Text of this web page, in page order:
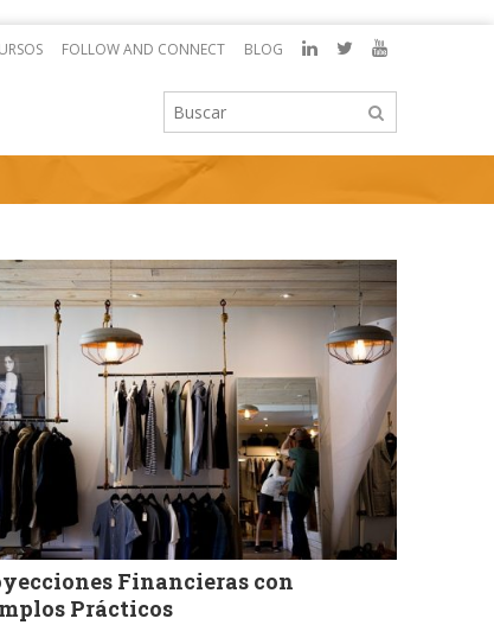
FOLLOW AND CONNECT BLOG
Financieras con
Prácticos